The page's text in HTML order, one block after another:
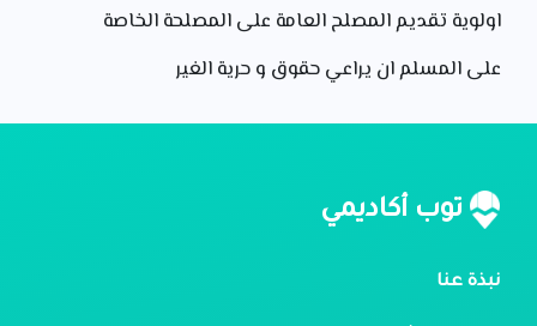
اولوية تقديم المصلح العامة على المصلحة الخاصة
على المسلم ان يراعي حقوق و حرية الغير
توب أكاديمي
نبذة عنا